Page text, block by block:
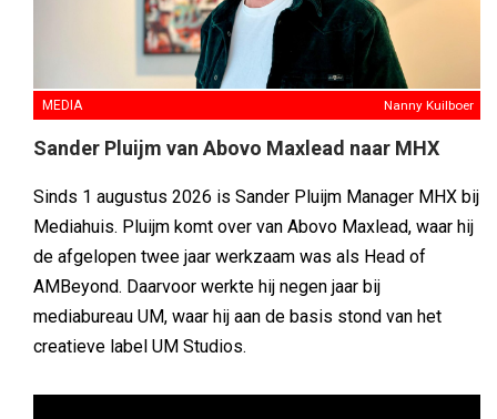
MEDIA Nanny Kuilboer
Sander Pluijm van Abovo Maxlead naar MHX
Sinds 1 augustus 2026 is Sander Pluijm Manager MHX bij
Mediahuis. Pluijm komt over van Abovo Maxlead, waar hij
de afgelopen twee jaar werkzaam was als Head of
AMBeyond. Daarvoor werkte hij negen jaar bij
mediabureau UM, waar hij aan de basis stond van het
creatieve label UM Studios.